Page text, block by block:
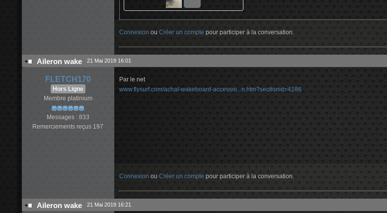
Connexion ou Créer un compte pour participer à la conversation.
Aileron wake 21 Mai 2019 16:01
FLETCH170
Hors Ligne
Membre platinium
Messages : 833
Remerciements reçus 197
Par le net
www.flysurf.com/achat-wakeboard-accessoi...n.htm?sectionid=4186
Connexion ou Créer un compte pour participer à la conversation.
Aileron wake 21 Mai 2019 16:21